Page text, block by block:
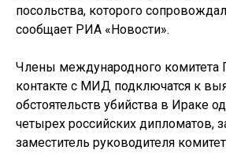
посольства, которого
сообщает РИА «Новости».
Члены международного комитета
контакте с МИД подключатся к
обстоятельств убийства в Ираке
четырех российских дипломатов,
заместитель руководителя